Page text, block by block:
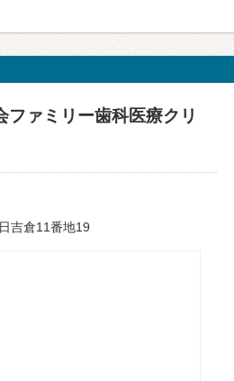
ファミリー歯科医療クリ
吉倉11番地19